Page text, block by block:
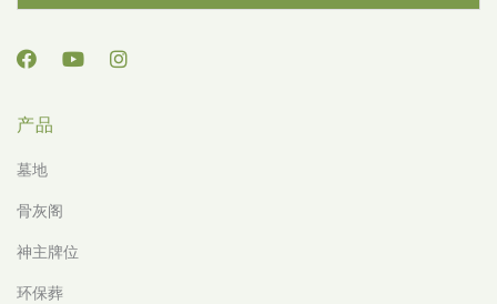
产品
墓地
骨灰阁
神主牌位
环保葬